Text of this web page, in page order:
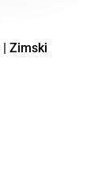
| Zimski